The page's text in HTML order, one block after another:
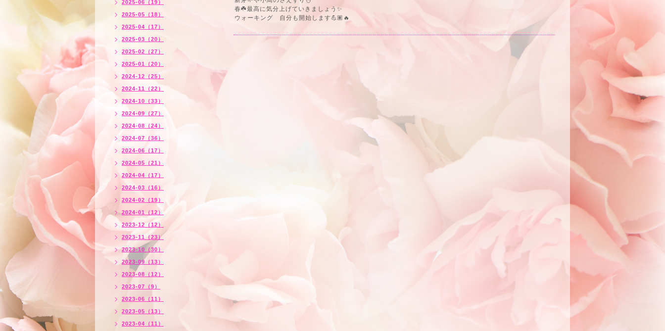
春☘️最高に気分上げていきましょう✨
ウォーキング 自分も開始します💪🏽🔥
2025-06（19）
2025-05（18）
2025-04（17）
2025-03（20）
2025-02（27）
2025-01（20）
2024-12（25）
2024-11（22）
2024-10（33）
2024-09（27）
2024-08（24）
2024-07（36）
2024-06（17）
2024-05（21）
2024-04（17）
2024-03（16）
2024-02（19）
2024-01（12）
2023-12（12）
2023-11（23）
2023-10（30）
2023-09（13）
2023-08（12）
2023-07（9）
2023-06（11）
2023-05（13）
2023-04（11）